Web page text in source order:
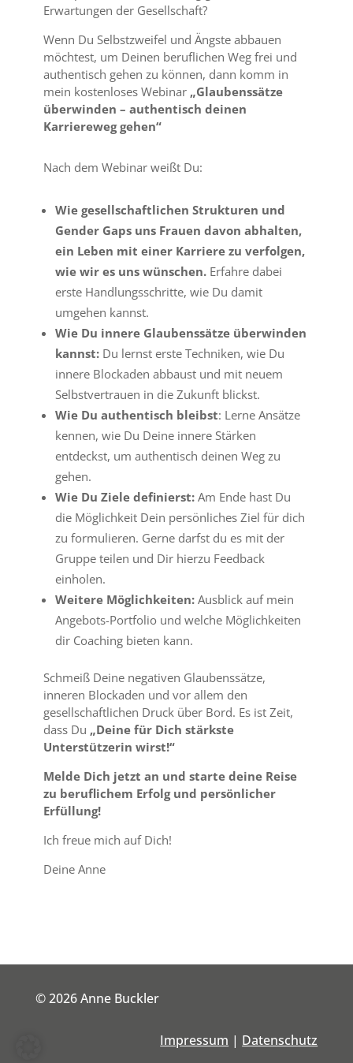
Erwartungen der Gesellschaft?
Wenn Du Selbstzweifel und Ängste abbauen
möchtest, um Deinen beruflichen Weg frei und
authentisch gehen zu können, dann komm in
mein kostenloses Webinar „Glaubenssätze
überwinden – authentisch deinen
Karriereweg gehen“
Nach dem Webinar weißt Du:
Wie gesellschaftlichen Strukturen und
Gender Gaps uns Frauen davon abhalten,
ein Leben mit einer Karriere zu verfolgen,
wie wir es uns wünschen.Erfahre dabei
erste Handlungsschritte, wie Du damit
umgehen kannst.
Wie Du innere Glaubenssätze überwinden
kannst:Du lernst erste Techniken, wie Du
innere Blockaden abbaust und mit neuem
Selbstvertrauen in die Zukunft blickst.
Wie Du authentisch bleibst: Lerne Ansätze
kennen, wie Du Deine innere Stärken
entdeckst, um authentisch deinen Weg zu
gehen.
Wie Du Ziele definierst: Am Ende hast Du
die Möglichkeit Dein persönliches Ziel für dich
zu formulieren. Gerne darfst du es mit der
Gruppe teilen und Dir hierzu Feedback
einholen.
Weitere Möglichkeiten: Ausblick auf mein
Angebots-Portfolio und welche Möglichkeiten
dir Coaching bieten kann.
Schmeiß Deine negativen Glaubenssätze,
inneren Blockaden und vor allem den
gesellschaftlichen Druck über Bord. Es ist Zeit,
dass Du „Deine für Dich stärkste
Unterstützerin wirst!“
Melde Dich jetzt an und starte deine Reise
zu beruflichem Erfolg und persönlicher
Erfüllung!
Ich freue mich auf Dich!
Deine Anne
© 2026 Anne Buckler
Impressum | Datenschutz